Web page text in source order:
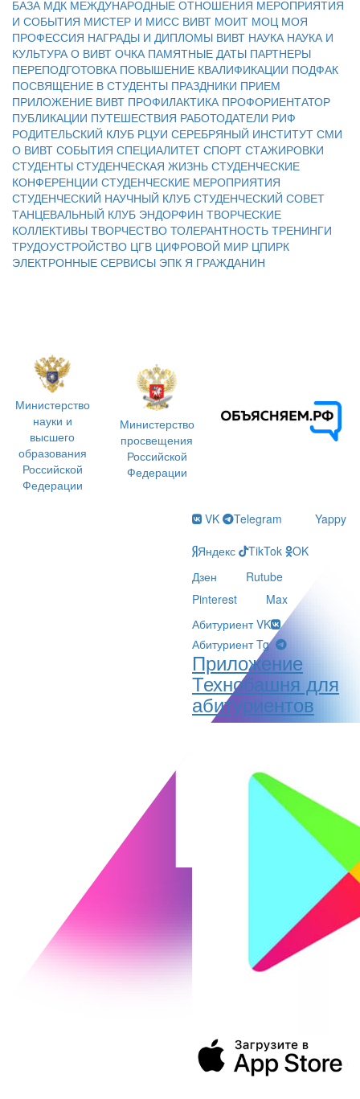
БАЗА МДК МЕЖДУНАРОДНЫЕ ОТНОШЕНИЯ МЕРОПРИЯТИЯ
И СОБЫТИЯ МИСТЕР И МИСС ВИВТ МОИТ МОЦ МОЯ
ПРОФЕССИЯ НАГРАДЫ И ДИПЛОМЫ ВИВТ НАУКА НАУКА И
КУЛЬТУРА О ВИВТ ОЧКА ПАМЯТНЫЕ ДАТЫ ПАРТНЕРЫ
ПЕРЕПОДГОТОВКА ПОВЫШЕНИЕ КВАЛИФИКАЦИИ ПОДФАК
ПОСВЯЩЕНИЕ В СТУДЕНТЫ ПРАЗДНИКИ ПРИЕМ
ПРИЛОЖЕНИЕ ВИВТ ПРОФИЛАКТИКА ПРОФОРИЕНТАТОР
ПУБЛИКАЦИИ ПУТЕШЕСТВИЯ РАБОТОДАТЕЛИ РИФ
РОДИТЕЛЬСКИЙ КЛУБ РЦУИ СЕРЕБРЯНЫЙ ИНСТИТУТ СМИ
О ВИВТ СОБЫТИЯ СПЕЦИАЛИТЕТ СПОРТ СТАЖИРОВКИ
СТУДЕНТЫ СТУДЕНЧЕСКАЯ ЖИЗНЬ СТУДЕНЧЕСКИЕ
КОНФЕРЕНЦИИ СТУДЕНЧЕСКИЕ МЕРОПРИЯТИЯ
СТУДЕНЧЕСКИЙ НАУЧНЫЙ КЛУБ СТУДЕНЧЕСКИЙ СОВЕТ
ТАНЦЕВАЛЬНЫЙ КЛУБ ЭНДОРФИН ТВОРЧЕСКИЕ
КОЛЛЕКТИВЫ ТВОРЧЕСТВО ТОЛЕРАНТНОСТЬ ТРЕНИНГИ
ТРУДОУСТРОЙСТВО ЦГВ ЦИФРОВОЙ МИР ЦПИРК
ЭЛЕКТРОННЫЕ СЕРВИСЫ ЭПК Я ГРАЖДАНИН
Министерство
науки и
высшего
образования
Российской
Федерации
Министерство
просвещения
Российской
Федерации
VK Telegram
Yappy
Яндекс
TikTok
OK
Дзен
Rutube
Pinterest
Max
Абитуриент VK
Абитуриент Tg
Приложение
Технобашня для
абитуриентов